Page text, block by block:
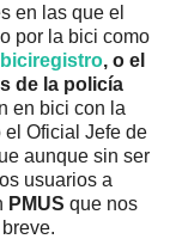
en las que el
por la bici como
biciregistro, o el
de la policía
en bici con la
Oficial Jefe de
aunque sin ser
usuarios a
PMUS que nos